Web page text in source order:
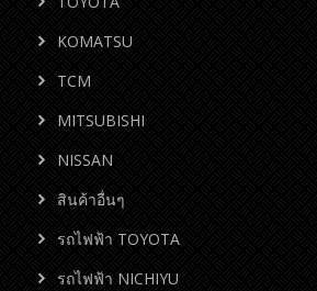
KOMATSU
TCM
MITSUBISHI
NISSAN
สินค้าอื่นๆ
รถไฟฟ้า TOYOTA
รถไฟฟ้า NICHIYU